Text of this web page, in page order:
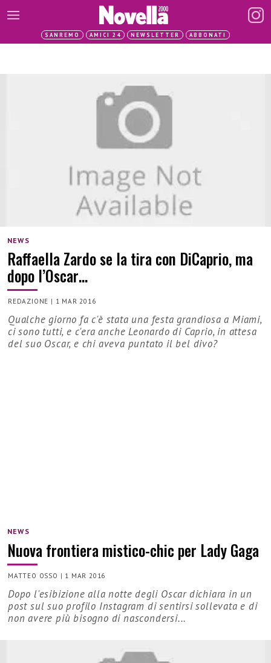
SANREMO AMICI 24 NEWSLETTER ABBONATI
NEWS
Raffaella Zardo se la tira con DiCaprio, ma
dopo l’Oscar…
REDAZIONE | 1 MAR 2016
Qualche giorno fa c'è stata una festa grandiosa a Miami,
ci sono tutti, e c'era anche Leonardo di Caprio, in attesa
del suo Oscar, e chi aveva puntato il bel divo?
NEWS
Nuova frontiera mistico-chic per Lady Gaga
MATTEO OSSO | 1 MAR 2016
Dopo l'esibizione alla notte degli Oscar dichiara in un
post sul suo profilo Instagram di sentirsi sollevata e di
non avere più bisogno di nascondersi...